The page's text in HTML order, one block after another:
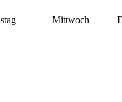
Mittwoch